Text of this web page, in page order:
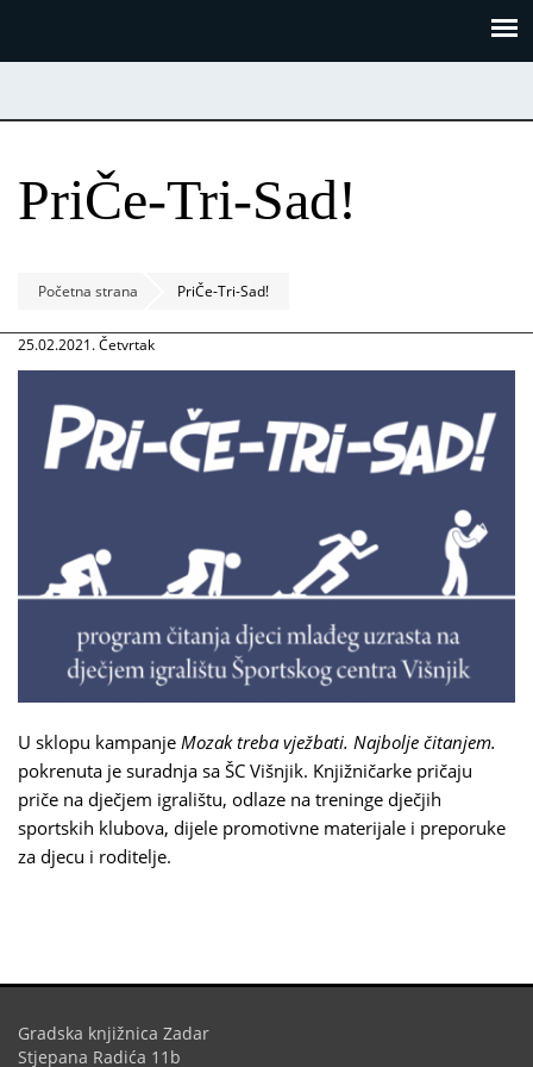
PriČe-Tri-Sad!
Početna strana PriČe-Tri-Sad!
25.02.2021. Četvrtak
U sklopu kampanje Mozak treba vježbati. Najbolje čitanjem.
pokrenuta je suradnja sa ŠC Višnjik. Knjižničarke pričaju
priče na dječjem igralištu, odlaze na treninge dječjih
sportskih klubova, dijele promotivne materijale i preporuke
za djecu i roditelje.
Gradska knjižnica Zadar
Stjepana Radića 11b